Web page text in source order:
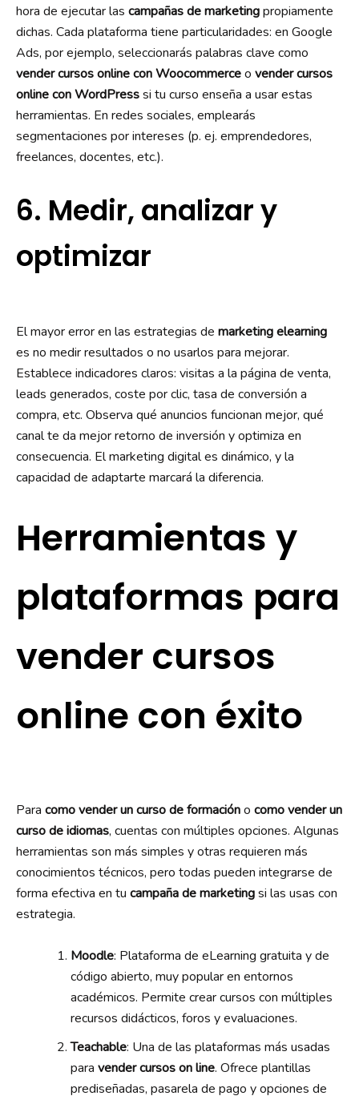
hora de ejecutar las campañas de marketingpropiamente
dichas. Cada plataforma tiene particularidades: en Google
Ads, por ejemplo, seleccionarás palabras clave como
vender cursos online con Woocommerceo vender cursos
online con WordPresssi tu curso enseña a usar estas
herramientas. En redes sociales, emplearás
segmentaciones por intereses (p. ej. emprendedores,
freelances, docentes, etc.).
6. Medir, analizar y
optimizar
El mayor error en las estrategias de marketing elearning
es no medir resultados o no usarlos para mejorar.
Establece indicadores claros: visitas a la página de venta,
leads generados, coste por clic, tasa de conversión a
compra, etc. Observa qué anuncios funcionan mejor, qué
canal te da mejor retorno de inversión y optimiza en
consecuencia. El marketing digital es dinámico, y la
capacidad de adaptarte marcará la diferencia.
Herramientas y
plataformas para
vender cursos
online con éxito
Para como vender un curso de formacióno como vender un
curso de idiomas, cuentas con múltiples opciones. Algunas
herramientas son más simples y otras requieren más
conocimientos técnicos, pero todas pueden integrarse de
forma efectiva en tu campaña de marketingsi las usas con
estrategia.
Moodle: Plataforma de eLearning gratuita y de
código abierto, muy popular en entornos
académicos. Permite crear cursos con múltiples
recursos didácticos, foros y evaluaciones.
Teachable: Una de las plataformas más usadas
para vender cursos on line. Ofrece plantillas
prediseñadas, pasarela de pago y opciones de